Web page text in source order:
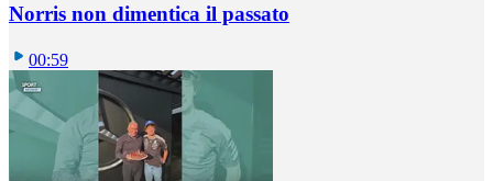
Norris non dimentica il passato
00:59